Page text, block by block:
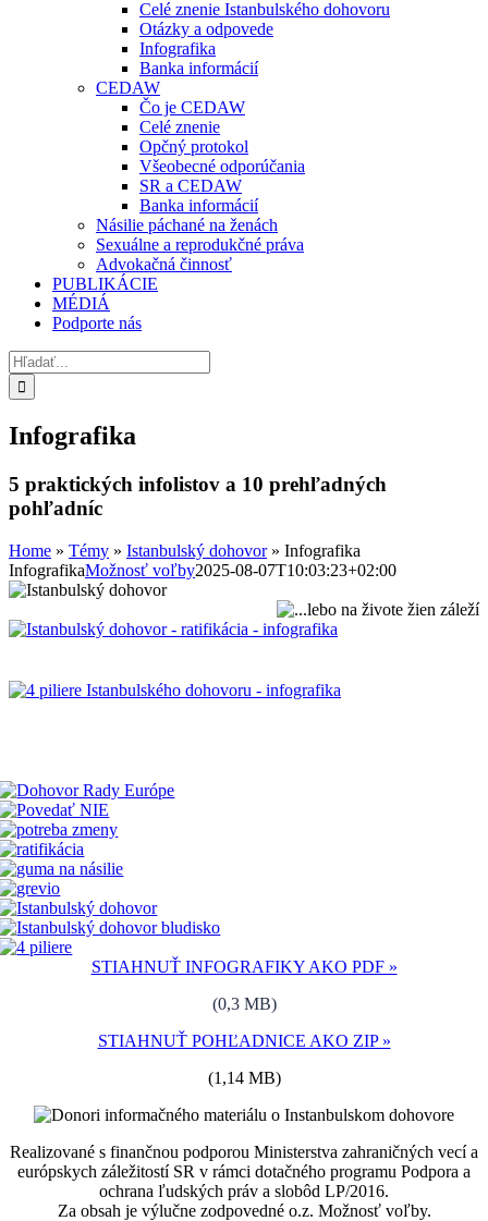
Celé znenie Istanbulského dohovoru
Otázky a odpovede
Infografika
Banka informácií
CEDAW
Čo je CEDAW
Celé znenie
Opčný protokol
Všeobecné odporúčania
SR a CEDAW
Banka informácií
Násilie páchané na ženách
Sexuálne a reprodukčné práva
Advokačná činnosť
PUBLIKÁCIE
MÉDIÁ
Podporte nás
Hľadať:
Infografika
5 praktických infolistov a 10 prehľadných
pohľadníc
Home » Témy » Istanbulský dohovor» Infografika
InfografikaMožnosť voľby2025-08-07T10:03:23+02:00
STIAHNUŤ INFOGRAFIKY AKO PDF »
(0,3 MB)
STIAHNUŤ POHĽADNICE AKO ZIP »
(1,14 MB)
Realizované s finančnou podporou Ministerstva zahraničných vecí a
európskych záležitostí SR v rámci dotačného programu Podpora a
ochrana ľudských práv a slobôd LP/2016.
Za obsah je výlučne zodpovedné o.z. Možnosť voľby.